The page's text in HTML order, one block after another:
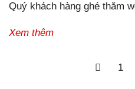
Quý khách hàng ghé thăm
Xem thêm
Điều hướng bài
Trang
1